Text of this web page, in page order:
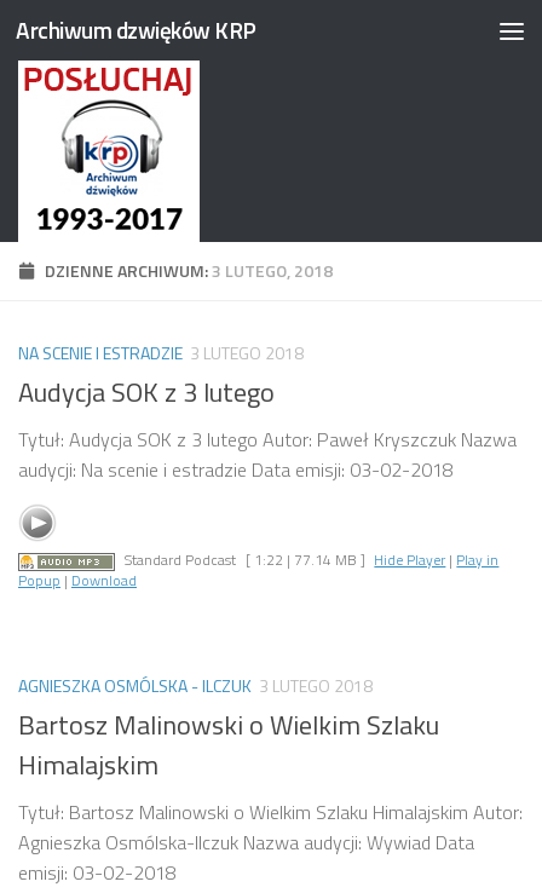
Przejdź do treści
Archiwum dzwięków KRP
DZIENNE ARCHIWUM:3 LUTEGO, 2018
NA SCENIE I ESTRADZIE 3 LUTEGO 2018
Audycja SOK z 3 lutego
Tytuł: Audycja SOK z 3 lutego Autor: Paweł Kryszczuk Nazwa
audycji: Na scenie i estradzie Data emisji: 03-02-2018
Standard Podcast [ 1:22 | 77.14 MB ] Hide Player | Play in
Popup | Download
AGNIESZKA OSMÓLSKA - ILCZUK 3 LUTEGO 2018
Bartosz Malinowski o Wielkim Szlaku
Himalajskim
Tytuł: Bartosz Malinowski o Wielkim Szlaku Himalajskim Autor:
Agnieszka Osmólska-Ilczuk Nazwa audycji: Wywiad Data
emisji: 03-02-2018